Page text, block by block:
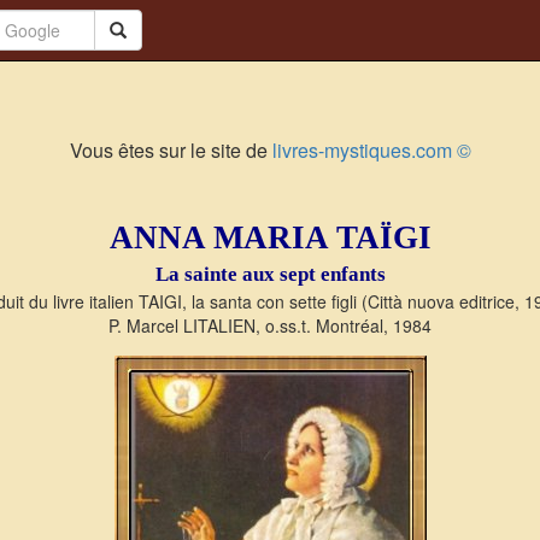
Vous êtes sur le site de livres-mystiques.com ©
ANNA MARIA TAÏGI
La sainte aux sept enfants
du livre italien TAIGI, la santa con sette figli (Città nuova editrice,
P. Marcel LITALIEN, o.ss.t. Montréal, 1984